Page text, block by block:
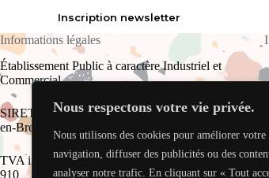
Nous respectons votre vie privée.
Nous utilisons des cookies pour améliorer votre
navigation, diffuser des publicités ou des
analyser notre trafic. En cliquant sur « Tout
Inscription newsletter
Informations légales
Établissement Public à caractère Industriel et
Commercial
SIRET : 823 709 910 00017 RCS Bourg-
en-Bresse
TVA intracommunautaire : FR 34 823 709
910